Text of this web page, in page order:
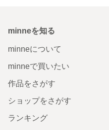
minneを知る
minneについて
minneで買いたい
作品をさがす
ショップをさがす
ランキング